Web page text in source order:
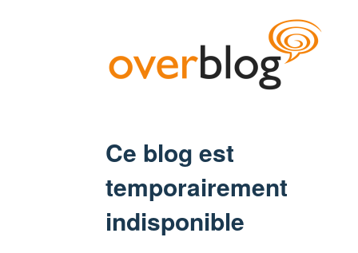
Ce blog est
temporairement
indisponible